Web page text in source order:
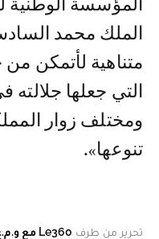
المؤسسة الوطنية
الملك محمد
متناهية لأتمكن من
التي جعلها
ومختلف زوار
تنوعها».
تحرير من طرف Le360 مع و.م.ع